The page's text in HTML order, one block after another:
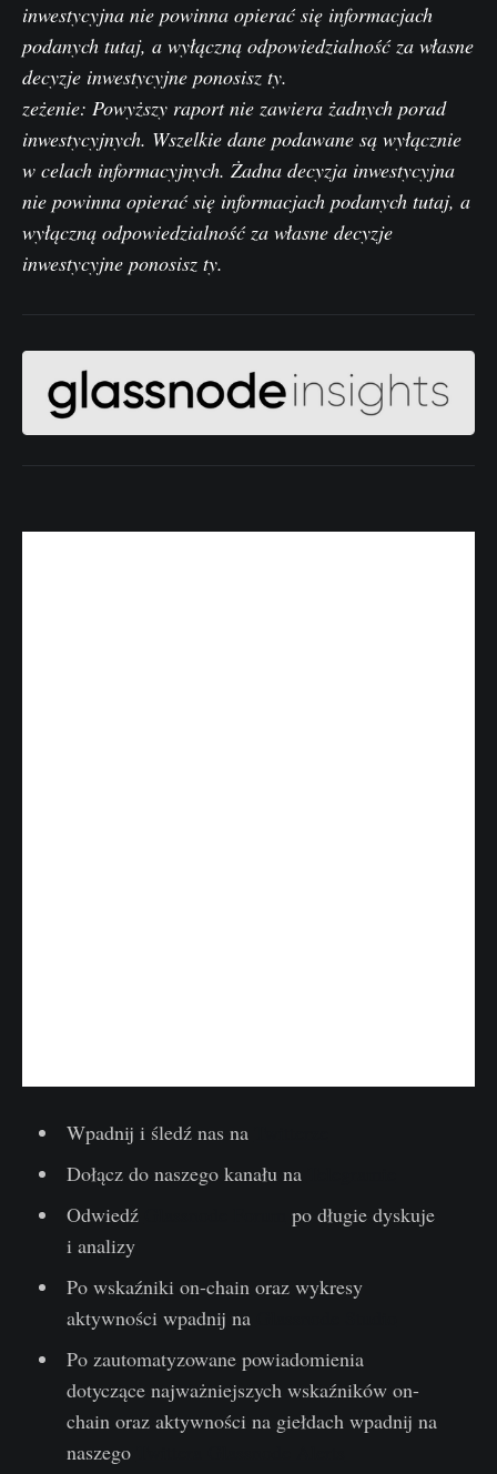
inwestycyjna nie powinna opierać się informacjach
podanych tutaj, a wyłączną odpowiedzialność za własne
decyzje inwestycyjne ponosisz ty.
zeżenie: Powyższy raport nie zawiera żadnych porad
inwestycyjnych. Wszelkie dane podawane są wyłącznie
w celach informacyjnych. Żadna decyzja inwestycyjna
nie powinna opierać się informacjach podanych tutaj, a
wyłączną odpowiedzialność za własne decyzje
inwestycyjne ponosisz ty.
Wpadnij i śledź nas na
Dołącz do naszego kanału na
Odwiedź
po długie dyskuje
i analizy
Po wskaźniki on-chain oraz wykresy
aktywności wpadnij na
Po zautomatyzowane powiadomienia
dotyczące najważniejszych wskaźników on-
chain oraz aktywności na giełdach wpadnij na
naszego